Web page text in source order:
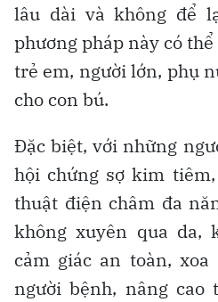
lâu dài và không để
phương pháp này có
trẻ em, người lớn, phụ
cho con bú.
Đặc biệt, với những
hội chứng sợ kim
thuật điện châm đa
không xuyên qua da,
cảm giác an toàn,
người bệnh, nâng cao